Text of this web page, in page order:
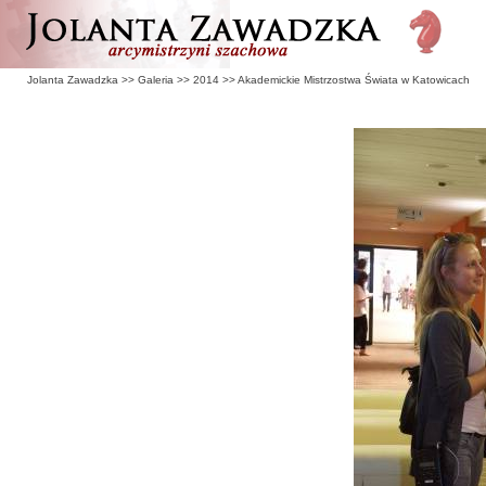
Jolanta Zawadzka >> Galeria >> 2014 >>Akademickie Mistrzostwa Świata w Katowicach